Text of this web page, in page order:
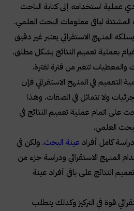
عملية استخدامه إلى كتابة الباحث
المشتتة لباقي معلومات البحث العلمي.
المنهج الاستقرائي يعتبر غير دقيق
بعملية تعميم النتائج بشكل مطلق.
تتغير من فترة لفترة.
التعميم في المنهج الاستقرائي فإن
ولا تتماثل في الصفات. وهذا
على اتمام عملية تعميم النتائج في
العلمي.
كامل أفراد عينة البحث. ولكن في
المنهج الاستقرائي ودراسة جزء من
النتائج على باقي أفراد عينة
قوة في التركيز وكذلك يتطلب